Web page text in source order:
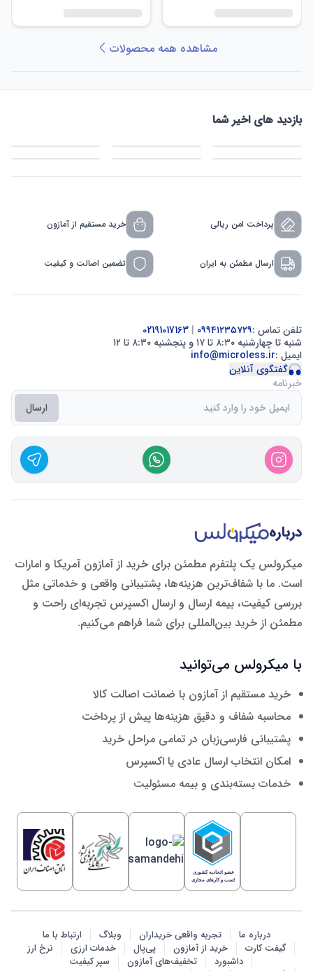
مشاهده همه محصولات
بازدید های اخیر شما
پرداخت امن ریالی خرید مستقیم از آمازون
ارسال مطمئن به ایران تضمین اصالت و کیفیت
تلفن تماس :۰۹۹۴۱۲۳۵۷۲۹ |
شنبه تا چهارشنبه ۸:۳۰ تا ۱۷ و پنجشنبه ۸:۳۰ تا ۱۲
ایمیل :info@microless.ir
گفتگوی آنلاین
خبرنامه
ارسال
درباره
میکرولس یک پلتفرم مطمئن برای خرید از آمازون آمریکا و امارات
است. ما با شفاف‌ترین هزینه‌ها، پشتیبانی واقعی و خدماتی مثل
بررسی کیفیت، بیمه ارسال و ارسال اکسپرس تجربه‌ای راحت و
مطمئن از خرید بین‌المللی برای شما فراهم می‌کنیم.
با میکرولس می‌توانید
خرید مستقیم از آمازون با ضمانت اصالت کالا
محاسبه شفاف و دقیق هزینه‌ها پیش از پرداخت
پشتیبانی فارسی‌زبان در تمامی مراحل خرید
امکان انتخاب ارسال عادی یا اکسپرس
خدمات بسته‌بندی و بیمه مسئولیت
درباره ما تجربه واقعی خریداران وبلاگ
ارتباط با ما
گیفت کارت
خرید از آمازون پی‌پال خدمات ارزی
نرخ ارز
داشبورد
تخفیف‌های آمازون
سپر کیفیت